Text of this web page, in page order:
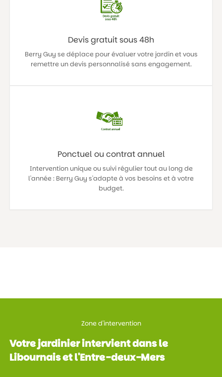
Devis gratuit sous 48h
Berry Guy se déplace pour évaluer votre jardin et vous
remettre un devis personnalisé sans engagement.
Ponctuel ou contrat annuel
Intervention unique ou suivi régulier tout au long de
l'année : Berry Guy s'adapte à vos besoins et à votre
budget.
Zone d'intervention
Votre jardinier intervient dans le
Libournais et l'Entre-deux-Mers